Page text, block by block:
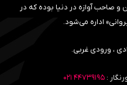
و صاحب آوازه در دنیا بوده که در
اداره می‌شود.
، ورودی غربی.
:۴۴۷۳۹۱۹۵ ۰۲۱